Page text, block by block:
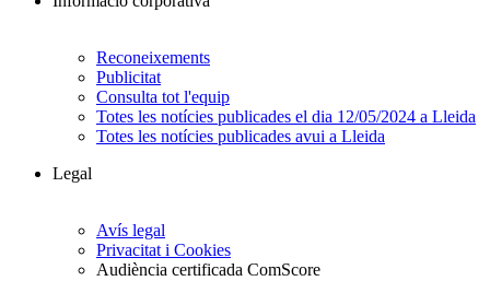
Reconeixements
Publicitat
Consulta tot l'equip
Totes les notícies publicades el dia 12/05/2024 a Lleida
Totes les notícies publicades avui a Lleida
Legal
Avís legal
Privacitat i Cookies
Audiència certificada ComScore